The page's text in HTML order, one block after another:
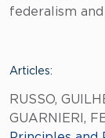
federalism
Articles:
RUSSO,
GUARNIERI,